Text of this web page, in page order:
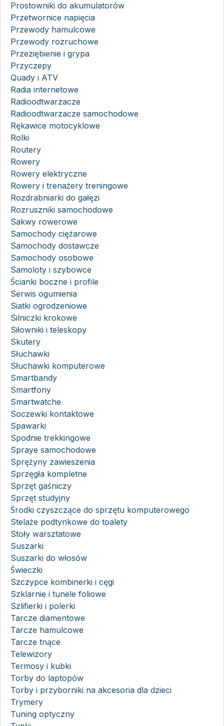
Prostowniki do akumulatorów
Przetwornice napięcia
Przewody hamulcowe
Przewody rozruchowe
Przeziębienie i grypa
Przyczepy
Quady i ATV
Radia internetowe
Radioodtwarzacze
Radioodtwarzacze samochodowe
Rękawice motocyklowe
Rolki
Routery
Rowery
Rowery elektryczne
Rowery i trenażery treningowe
Rozdrabniarki do gałęzi
Rozruszniki samochodowe
Sakwy rowerowe
Samochody ciężarowe
Samochody dostawcze
Samochody osobowe
Samoloty i szybowce
Ścianki boczne i profile
Serwis ogumienia
Siatki ogrodzeniowe
Silniczki krokowe
Siłowniki i teleskopy
Skutery
Słuchawki
Słuchawki komputerowe
Smartbandy
Smartfony
Smartwatche
Soczewki kontaktowe
Spawarki
Spodnie trekkingowe
Spraye samochodowe
Sprężyny zawieszenia
Sprzęgła kompletne
Sprzęt gaśniczy
Sprzęt studyjny
Środki czyszczące do sprzętu komputerowego
Stelaże podtynkowe do toalety
Stoły warsztatowe
Suszarki
Suszarki do włosów
Świeczki
Szczypce kombinerki i cęgi
Szklarnie i tunele foliowe
Szlifierki i polerki
Tarcze diamentowe
Tarcze hamulcowe
Tarcze tnące
Telewizory
Termosy i kubki
Torby do laptopów
Torby i przyborniki na akcesoria dla dzieci
Trymery
Tuning optyczny